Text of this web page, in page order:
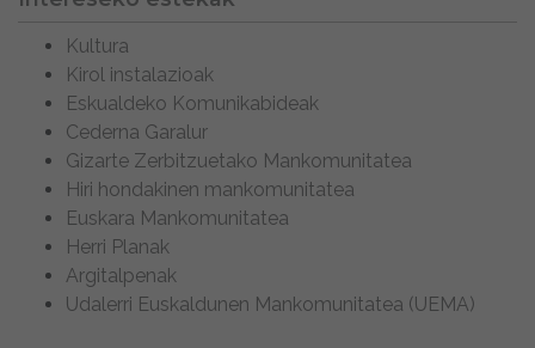
Kultura
Kirol instalazioak
Eskualdeko Komunikabideak
Cederna Garalur
Gizarte Zerbitzuetako Mankomunitatea
Hiri hondakinen mankomunitatea
Euskara Mankomunitatea
Herri Planak
Argitalpenak
Udalerri Euskaldunen Mankomunitatea (UEMA)